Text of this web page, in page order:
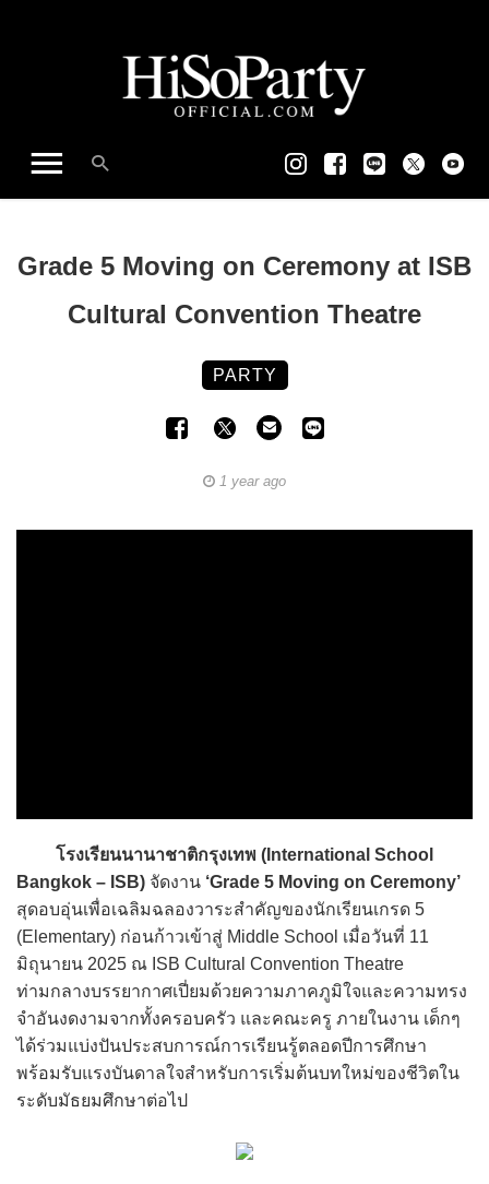
Grade 5 Moving on Ceremony at ISB
Cultural Convention Theatre
PARTY
1 year ago
โรงเรียนนานาชาติกรุงเทพ (International School
Bangkok – ISB) จัดงาน ‘Grade 5 Moving on Ceremony’
สุดอบอุ่นเพื่อเฉลิมฉลองวาระสำคัญของนักเรียนเกรด 5
(Elementary) ก่อนก้าวเข้าสู่ Middle School เมื่อวันที่ 11
มิถุนายน 2025 ณ ISB Cultural Convention Theatre
ท่ามกลางบรรยากาศเปี่ยมด้วยความภาคภูมิใจและความทรง
จำอันงดงามจากทั้งครอบครัว และคณะครู ภายในงาน เด็กๆ
ได้ร่วมแบ่งปันประสบการณ์การเรียนรู้ตลอดปีการศึกษา
พร้อมรับแรงบันดาลใจสำหรับการเริ่มต้นบทใหม่ของชีวิตใน
ระดับมัธยมศึกษาต่อไป